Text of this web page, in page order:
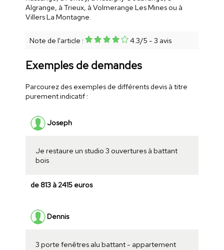
Algrange, à Trieux, à Volmerange Les Mines ou à
Villers La Montagne.
Note de l'article : 4.3/5 - 3 avis
Exemples de demandes
Parcourez des exemples de différents devis à titre
purement indicatif :
Joseph
Je restaure un studio 3 ouvertures à battant
bois
de 813 à 2415 euros
Dennis
3 porte fenêtres alu battant - appartement